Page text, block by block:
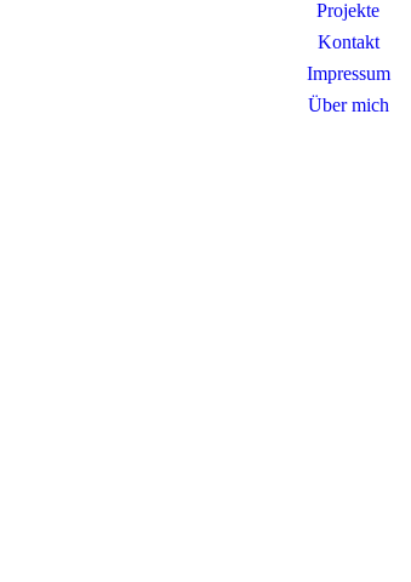
Projekte
Kontakt
Impressum
Über mich